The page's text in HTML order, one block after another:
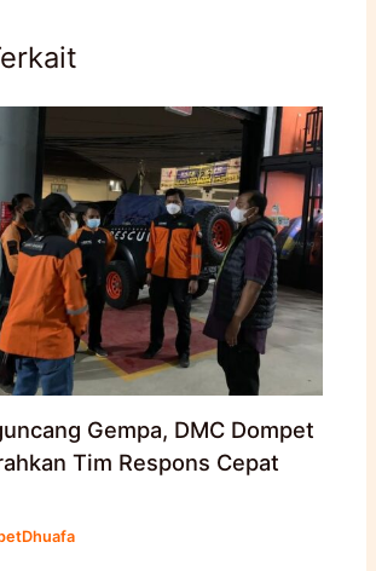
Gempa, DMC Dompet
Tim Respons Cepat